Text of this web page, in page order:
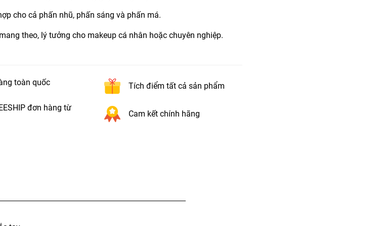
cho cả phấn nhũ, phấn sáng và phấn má.
theo, lý tưởng cho makeup cá nhân hoặc chuyên nghiệp.
toàn quốc Tích điểm tất cả sản phẩm
đơn hàng từ
Cam kết chính hãng